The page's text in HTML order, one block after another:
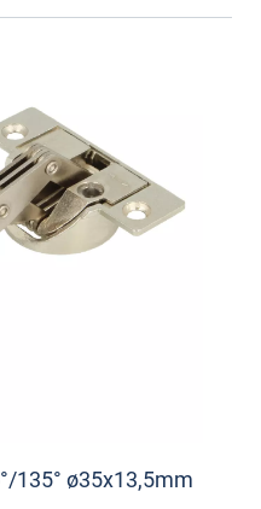
135° ø35x13,5mm